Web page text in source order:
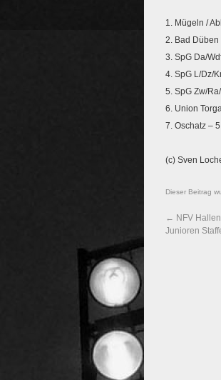
1. Mügeln /
2. Bad Düben
3. SpG Da/
4. SpG L/Dz/
5. SpG Zw/
6. Union
7. Oschatz – 5
(c) Sven
Dieser Beitrag
← NFV
Junioren